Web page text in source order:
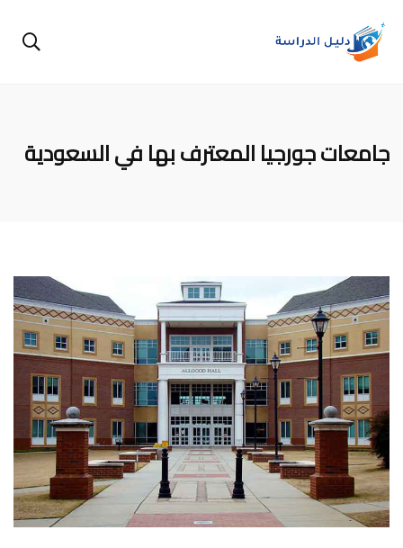
جامعات جورجيا المعترف بها في السعودية